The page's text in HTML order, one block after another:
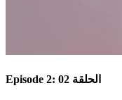
Episode 2: الحلقة 02